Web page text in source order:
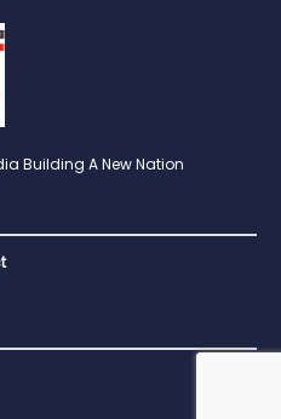
Building A New Nation